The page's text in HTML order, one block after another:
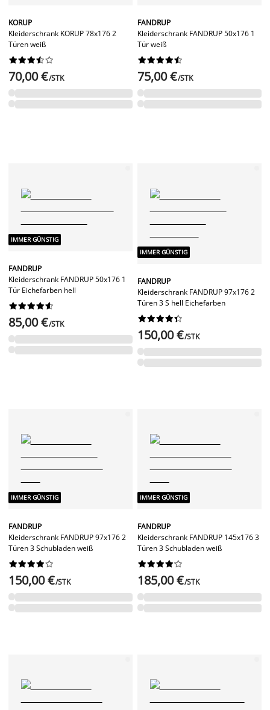
KORUP
Kleiderschrank KORUP 78x176 2
Türen weiß






70,00 €/STK
FANDRUP
Kleiderschrank FANDRUP 50x176 1
Tür weiß






75,00 €/STK
IMMER GÜNSTIG
FANDRUP
Kleiderschrank FANDRUP 50x176 1
Tür Eichefarben hell






85,00 €/STK
IMMER GÜNSTIG
FANDRUP
Kleiderschrank FANDRUP 97x176 2
Türen 3 S hell Eichefarben






150,00 €/STK
IMMER GÜNSTIG
FANDRUP
Kleiderschrank FANDRUP 97x176 2
Türen 3 Schubladen weiß






150,00 €/STK
IMMER GÜNSTIG
FANDRUP
Kleiderschrank FANDRUP 145x176 3
Türen 3 Schubladen weiß






185,00 €/STK